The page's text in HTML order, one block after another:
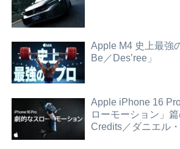
Apple M4 史上最強
Be／Des’ree」
Apple iPhone 16
ローモーション」
Credits／ダニエル